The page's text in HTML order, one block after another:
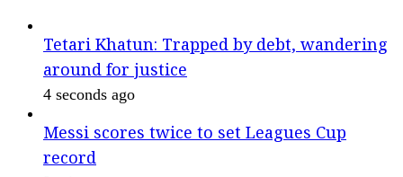
Tetari Khatun: Trapped by debt, wandering
around for justice
4 seconds ago
Messi scores twice to set Leagues Cup
record